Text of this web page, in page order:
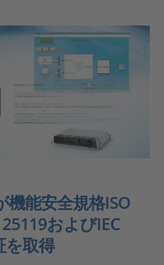
能安全規格ISO
およびIEC
を取得